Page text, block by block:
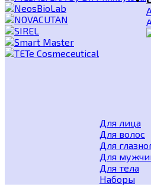
Для лица
Для волос
Для
Для
Для тела
Наборы